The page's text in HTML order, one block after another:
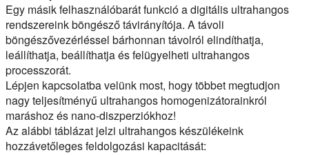
Egy másik felhasználóbarát funkció a digitális ultrahangos
rendszereink böngésző távirányítója. A távoli
böngészővezérléssel bárhonnan távolról elindíthatja,
leállíthatja, beállíthatja és felügyelheti ultrahangos
processzorát.
Lépjen kapcsolatba velünk most, hogy többet megtudjon
nagy teljesítményű ultrahangos homogenizátorainkról
maráshoz és nano-diszperziókhoz!
Az alábbi táblázat jelzi ultrahangos készülékeink
hozzávetőleges feldolgozási kapacitását: